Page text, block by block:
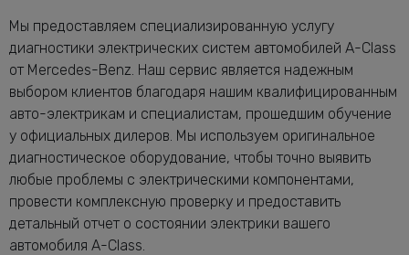
Мы предоставляем специализированную услугу
диагностики электрических систем автомобилей A-Class
от Mercedes-Benz. Наш сервис является надежным
выбором клиентов благодаря нашим квалифицированным
авто-электрикам и специалистам, прошедшим обучение
у официальных дилеров. Мы используем оригинальное
диагностическое оборудование, чтобы точно выявить
любые проблемы с электрическими компонентами,
провести комплексную проверку и предоставить
детальный отчет о состоянии электрики вашего
автомобиля A-Class.